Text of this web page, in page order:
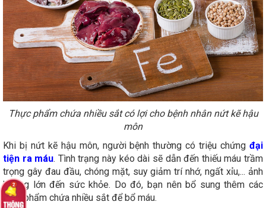
Thực phẩm chứa nhiều sắt có lợi cho bệnh nhân nứt kẽ hậu
môn
Khi bị nứt kẽ hậu môn, người bệnh thường có triệu chứng đại
tiện ra máu. Tình trạng này kéo dài sẽ dẫn đến thiếu máu trầm
trọng gây đau đầu, chóng mặt, suy giảm trí nhớ, ngất xỉu,... ảnh
hưởng lớn đến sức khỏe. Do đó, bạn nên bổ sung thêm các
thực phẩm chứa nhiều sắt để bổ máu.